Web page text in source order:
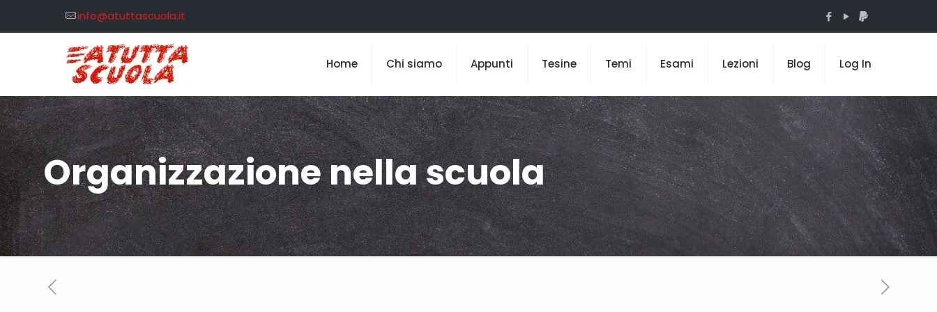
info@atuttascuola.it
Home Chi siamo Appunti Tesine Temi Esami Lezioni Blog Log In
Organizzazione nella scuola